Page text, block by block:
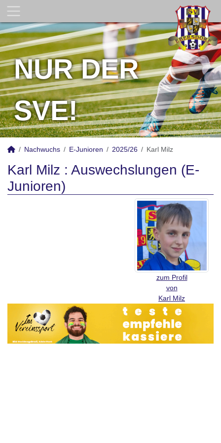
NUR DER
SVE!
Nachwuchs E-Junioren 2025/26 Karl Milz
Karl Milz : Auswechslungen (E-
Junioren)
zum Profil
von
Karl Milz